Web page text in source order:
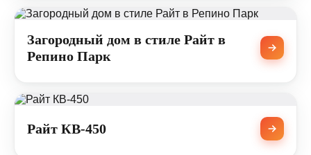
Загородный дом в стиле Райт в
Репино Парк
Райт КВ-450